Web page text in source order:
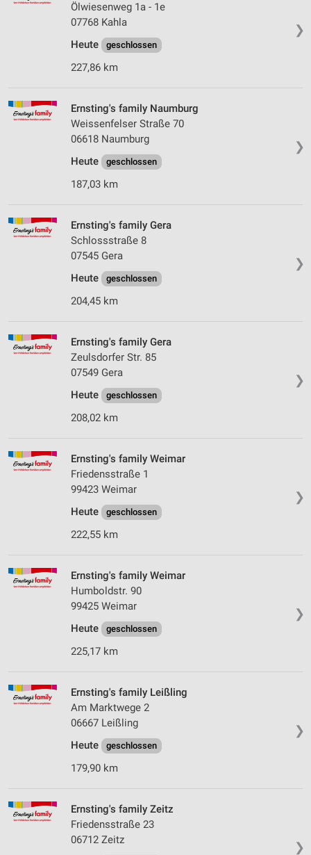
❯
Ölwiesenweg 1a - 1e
07768 Kahla
Heute
geschlossen
227,86 km
❯
Ernsting's family Naumburg
Weissenfelser Straße 70
06618 Naumburg
Heute
geschlossen
187,03 km
❯
Ernsting's family Gera
Schlossstraße 8
07545 Gera
Heute
geschlossen
204,45 km
❯
Ernsting's family Gera
Zeulsdorfer Str. 85
07549 Gera
Heute
geschlossen
208,02 km
❯
Ernsting's family Weimar
Friedensstraße 1
99423 Weimar
Heute
geschlossen
222,55 km
❯
Ernsting's family Weimar
Humboldstr. 90
99425 Weimar
Heute
geschlossen
225,17 km
❯
Ernsting's family Leißling
Am Marktwege 2
06667 Leißling
Heute
geschlossen
179,90 km
❯
Ernsting's family Zeitz
Friedensstraße 23
06712 Zeitz